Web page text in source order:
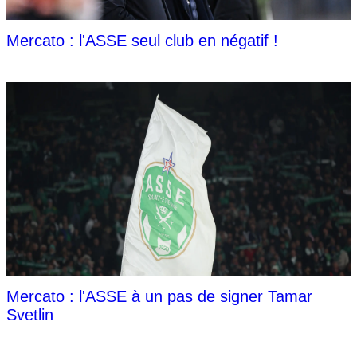
Mercato : l'ASSE seul club en négatif !
Mercato : l'ASSE à un pas de signer Tamar
Svetlin